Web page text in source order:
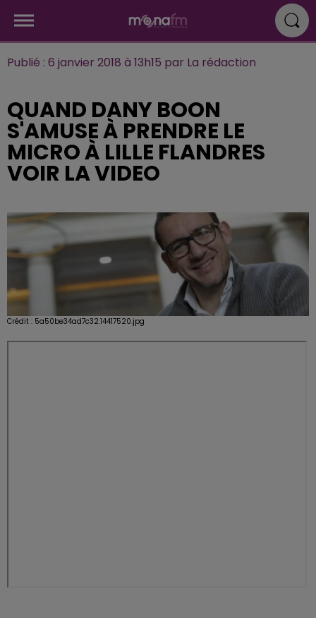
Publié : 6 janvier 2018 à 13h15 par La rédaction
QUAND DANY BOON
S'AMUSE À PRENDRE LE
MICRO À LILLE FLANDRES
VOIR LA VIDEO
Crédit : 5a50be34ad7c32.14417520.jpg